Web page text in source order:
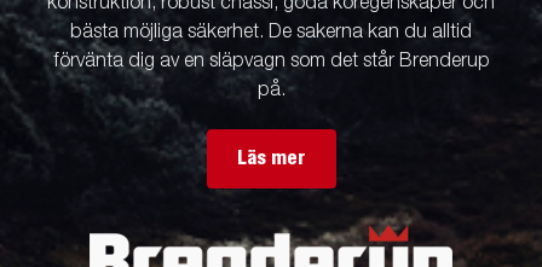
bästa möjliga säkerhet. De sakerna kan du alltid
förvänta dig av en släpvagn som det står Brenderup
på.
Läs mer